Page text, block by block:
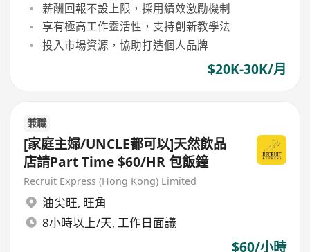
薪酬回報不設上限，採用績效激勵機制
享有極高工作靈活性，支持創新教學法
投入市場資源，協助打造個人品牌
$20K-30K/月
兼職
[家庭主婦/UNCLE都可以]天然飲品
店請Part Time $60/HR 包飯鐘
Recruit Express (Hong Kong) Limited
油尖旺, 旺角
8小時以上/天, 工作日面議
$60/小時